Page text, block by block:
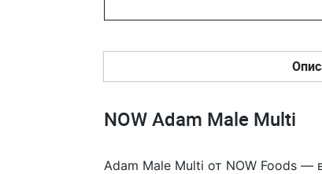
NOW Adam Malе Multi
Adam Male Multi от NOW Foods —